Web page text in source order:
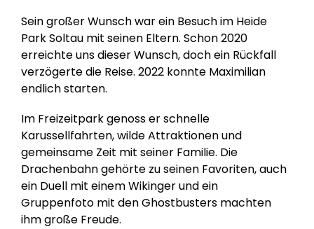
Sein großer Wunsch war ein Besuch im Heide
Park Soltau mit seinen Eltern. Schon 2020
erreichte uns dieser Wunsch, doch ein Rückfall
verzögerte die Reise. 2022 konnte Maximilian
endlich starten.
Im Freizeitpark genoss er schnelle
Karussellfahrten, wilde Attraktionen und
gemeinsame Zeit mit seiner Familie. Die
Drachenbahn gehörte zu seinen Favoriten, auch
ein Duell mit einem Wikinger und ein
Gruppenfoto mit den Ghostbusters machten
ihm große Freude.